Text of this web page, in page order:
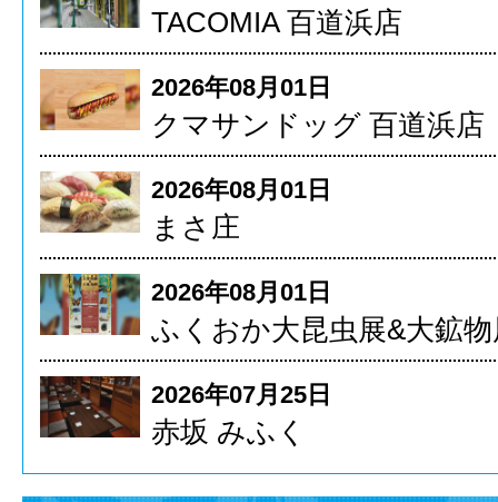
TACOMIA 百道浜店
2026年08月01日
クマサンドッグ 百道浜店
2026年08月01日
まさ庄
2026年08月01日
ふくおか大昆虫展&大鉱物
2026年07月25日
赤坂 みふく